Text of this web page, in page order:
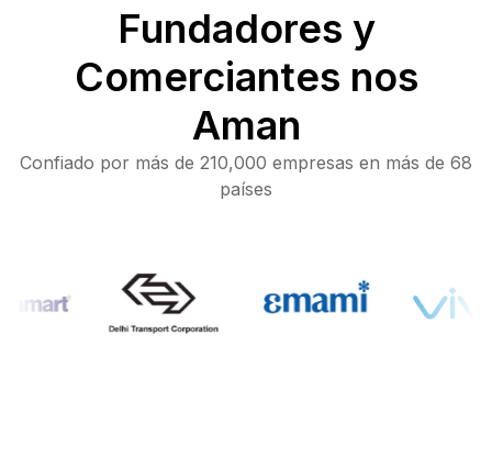
Fundadores y
Comerciantes nos
Aman
Confiado por más de 210,000 empresas en más de 68
países